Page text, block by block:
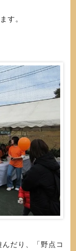
す。
んだり、「野点コ